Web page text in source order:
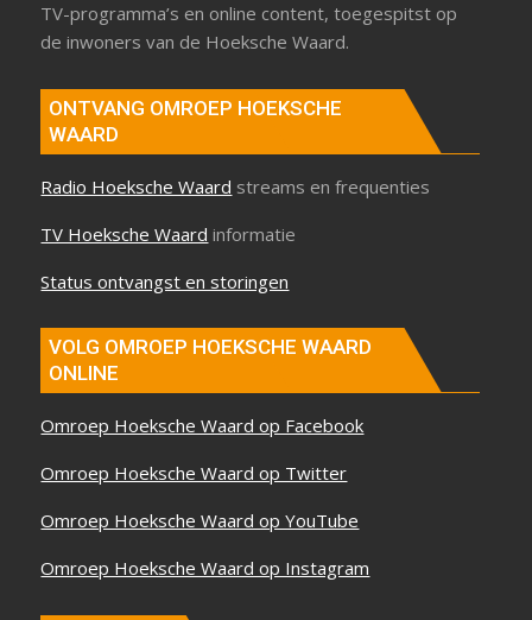
TV-programma’s en online content, toegespitst op
de inwoners van de Hoeksche Waard.
ONTVANG OMROEP HOEKSCHE
WAARD
Radio Hoeksche Waard streams en frequenties
TV Hoeksche Waard informatie
Status ontvangst en storingen
VOLG OMROEP HOEKSCHE WAARD
ONLINE
Omroep Hoeksche Waard op Facebook
Omroep Hoeksche Waard op Twitter
Omroep Hoeksche Waard op YouTube
Omroep Hoeksche Waard op Instagram